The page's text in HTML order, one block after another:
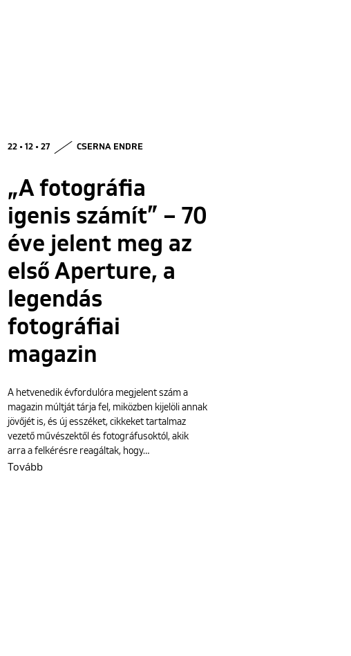
22 • 12 • 27 CSERNA ENDRE
„A fotográfia
igenis számít” – 70
éve jelent meg az
első Aperture, a
legendás
fotográfiai
magazin
A hetvenedik évfordulóra megjelent szám a
magazin múltját tárja fel, miközben kijelöli annak
jövőjét is, és új esszéket, cikkeket tartalmaz
vezető művészektől és fotográfusoktól, akik
arra a felkérésre reagáltak, hogy…
Tovább